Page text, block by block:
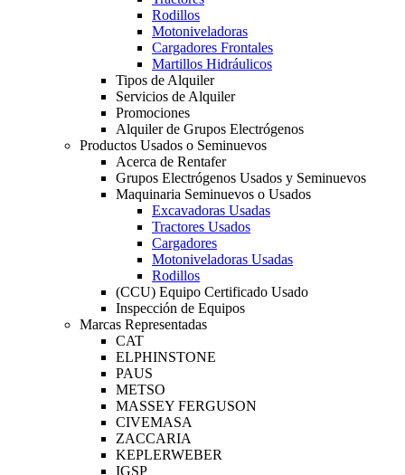
Rodillos
Motoniveladoras
Cargadores Frontales
Martillos Hidráulicos
Tipos de Alquiler
Servicios de Alquiler
Promociones
Alquiler de Grupos Electrógenos
Productos Usados o Seminuevos
Acerca de Rentafer
Grupos Electrógenos Usados y Seminuevos
Maquinaria Seminuevos o Usados
Excavadoras Usadas
Tractores Usados
Cargadores
Motoniveladoras Usadas
Rodillos
(CCU) Equipo Certificado Usado
Inspección de Equipos
Marcas Representadas
CAT
ELPHINSTONE
PAUS
METSO
MASSEY FERGUSON
CIVEMASA
ZACCARIA
KEPLERWEBER
IGSP